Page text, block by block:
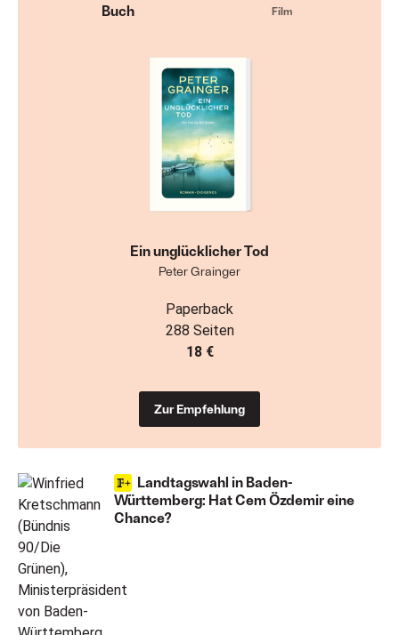
Landtagswahl in Baden-
Württemberg: Hat Cem Özdemir eine
Chance?
Buch
Film
Ein unglücklicher Tod
Peter Grainger
Paperback
288 Seiten
18 €
Zur Empfehlung